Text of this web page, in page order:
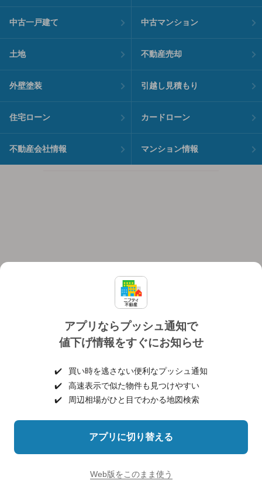
アプリならプッシュ通知で
値下げ情報をすぐにお知らせ
✔️
買い時を逃さない便利なプッシュ通知
✔️
高速表示で似た物件も見つけやすい
✔️
周辺相場がひと目でわかる地図検索
アプリに切り替える
Web版をこのまま使う
中古一戸建て 中古マンション
土地 不動産売却
外壁塗装 引越し見積もり
住宅ローン カードローン
不動産会社情報 マンション情報
個人情報保護ポリシー 利用規約
ヘルプ・お問い合わせ 採用情報
©NIFTY Lifestyle Co., Ltd.